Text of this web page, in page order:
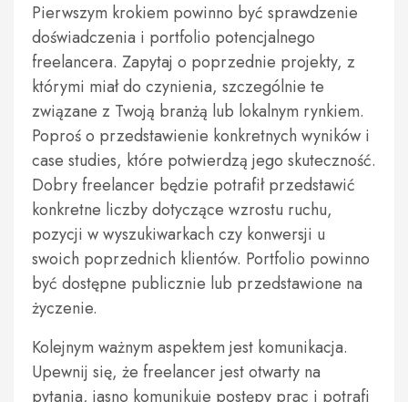
Pierwszym krokiem powinno być sprawdzenie
doświadczenia i portfolio potencjalnego
freelancera. Zapytaj o poprzednie projekty, z
którymi miał do czynienia, szczególnie te
związane z Twoją branżą lub lokalnym rynkiem.
Poproś o przedstawienie konkretnych wyników i
case studies, które potwierdzą jego skuteczność.
Dobry freelancer będzie potrafił przedstawić
konkretne liczby dotyczące wzrostu ruchu,
pozycji w wyszukiwarkach czy konwersji u
swoich poprzednich klientów. Portfolio powinno
być dostępne publicznie lub przedstawione na
życzenie.
Kolejnym ważnym aspektem jest komunikacja.
Upewnij się, że freelancer jest otwarty na
pytania, jasno komunikuje postępy prac i potrafi